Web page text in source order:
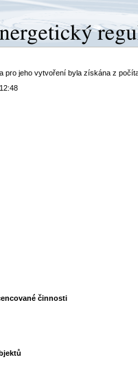
pro jeho vytvoření byla získána z
činnosti